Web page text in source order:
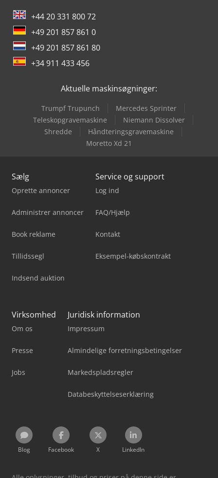
+44 20 331 800 72
+49 201 857 861 0
+49 201 857 861 80
+34 911 433 456
Aktuelle maskinsøgninger:
Trumpf Trupunch
Mercedes Sprinter
Teleskopgravemaskine
Niemann Dissolver
Shredde
Håndteringsgravemaskine
Moretto Xd 21
Sælg
Oprette annoncer
Administrer annoncer
Book reklame
Tillidssegl
Indsend auktion
Service og support
Log ind
FAQ/Hjælp
Kontakt
Eksempel-købskontrakt
Virksomhed
Om os
Presse
Jobs
Juridisk information
Impressum
Almindelige forretningsbetingelser
Markedspladsregler
Databeskyttelseserklæring
Blog Facebook X LinkedIn